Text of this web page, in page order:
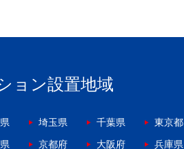
ョン設置地域
埼玉県 千葉県 東京都
京都府 大阪府 兵庫県